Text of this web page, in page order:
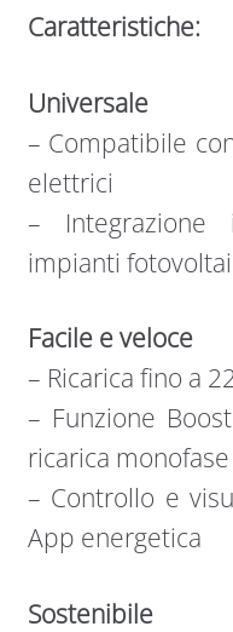
Caratteristiche:
Universale
– Compatibile
elettrici
–
impianti
Facile e veloce
– Ricarica fino a
– Funzione
ricarica
– Controllo e
App energetica
Sostenibile